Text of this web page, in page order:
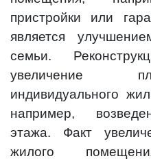
пристройки или
является
семьи.
увеличение
индивидуального
например,
этажа. Факт
жилого